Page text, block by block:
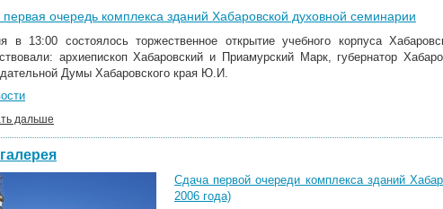
очередь комплекса зданий Хабаровской духовной семинарии
в 13:00 состоялось торжественное открытие учебного корпуса
архиепископ Хабаровский и Приамурский Марк, губернатор
Думы Хабаровского края Ю.И.
дальше
Сдача первой очереди комплекса зданий
2006 года)